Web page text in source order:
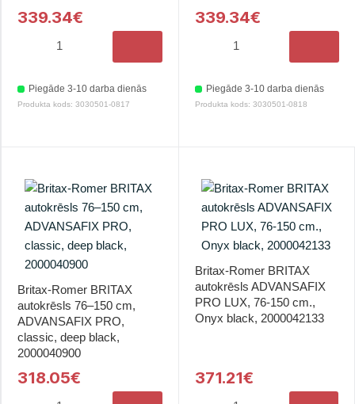
339.34€
Piegāde 3-10 darba dienās
Produkta kods: 3030501-0817
339.34€
Piegāde 3-10 darba dienās
Produkta kods: 3030501-0818
Britax-Romer BRITAX
autokrēsls 76–150 cm,
ADVANSAFIX PRO,
classic, deep black,
2000040900
318.05€
Britax-Romer BRITAX
autokrēsls ADVANSAFIX
PRO LUX, 76-150 cm.,
Onyx black, 2000042133
371.21€